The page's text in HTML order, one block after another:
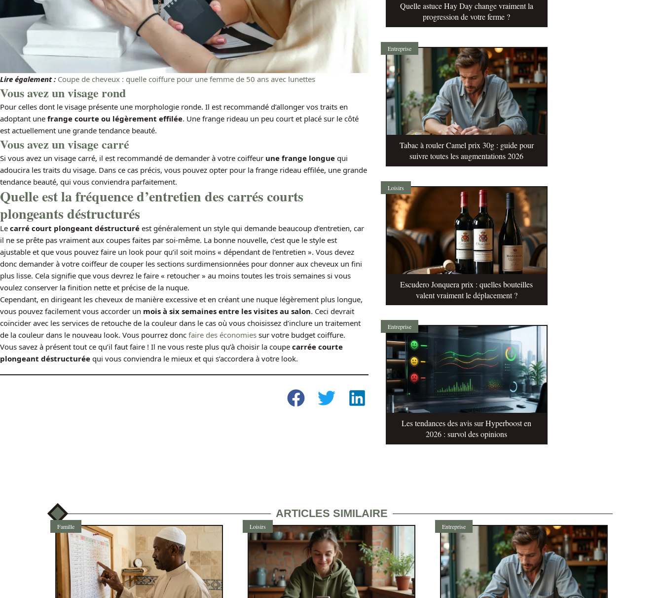
Lire également : Coupe de cheveux : quelle coiffure pour une femme de 50 ans avec lunettes
Vous avez un visage rond
Pour celles dont le visage présente une morphologie ronde. Il est recommandé d’allonger vos traits en
adoptant une frange courte ou légèrement effilée. Une frange rideau un peu court et placé sur le côté
est actuellement une grande tendance beauté.
Vous avez un visage carré
Si vous avez un visage carré, il est recommandé de demander à votre coiffeur une frange longue qui
adoucira les traits du visage. Dans ce cas précis, vous pouvez opter pour la frange rideau effilée, une grande
tendance beauté, qui vous conviendra parfaitement.
Quelle est la fréquence d’entretien des carrés courts
plongeants déstructurés
Le carré court plongeant déstructuré est généralement un style qui demande beaucoup d’entretien, car
il ne se prête pas vraiment aux coupes faites par soi-même. La bonne nouvelle, c’est que le style est
ajustable et que vous pouvez faire un look pour qu’il soit moins « dépendant de l’entretien ». Vous devez
donc demander à votre coiffeur de couper les sections surdimensionnées pour donner aux cheveux un fini
plus lisse. Cela signifie que vous devrez le faire « retoucher » au moins toutes les trois semaines si vous
voulez conserver la finition nette et précise de la nuque.
Cependant, en dirigeant les cheveux de manière excessive et en créant une nuque légèrement plus longue,
vous pouvez facilement vous accorder un mois à six semaines entre les visites au salon. Ceci devrait
coïncider avec les services de retouche de la couleur dans le cas où vous choisissez d’inclure un traitement
de la couleur dans le nouveau look. Vous pourrez donc faire des économies sur votre budget coiffure.
Vous savez à présent tout ce qu’il faut faire ! Il ne vous reste plus qu’à choisir la coupe carrée courte
plongeant déstructurée qui vous conviendra le mieux et qui s’accordera à votre look.
Quelle astuce Hay Day change vraiment la
progression de votre ferme ?
Entreprise
Tabac à rouler Camel prix 30g : guide pour
suivre toutes les augmentations 2026
Loisirs
Escudero Jonquera prix : quelles bouteilles
valent vraiment le déplacement ?
Entreprise
Les tendances des avis sur Hyperboost en
2026 : survol des opinions
ARTICLES SIMILAIRE
Famille Loisirs Entreprise